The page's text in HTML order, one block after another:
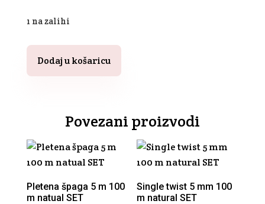
1 na zalihi
špaga
5
SET
Dodaj u košaricu
Povezani proizvodi
Pletena špaga 5 m 100
m natual SET
Single twist 5 mm 100
m natural SET